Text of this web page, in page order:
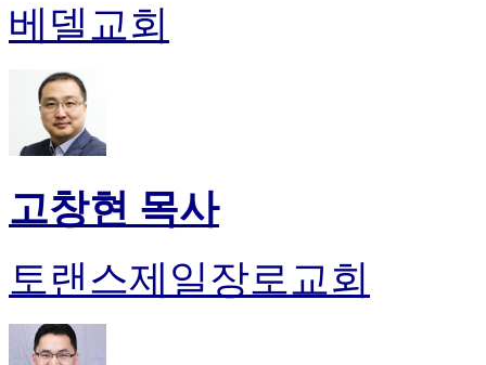
베델교회
고창현 목사
토랜스제일장로교회